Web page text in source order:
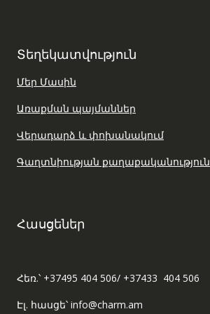
Տեղեկատվություն
Մեր Մասին
Առաքման պայմաններ
Վերադարձ և փոխանակում
Գաղտնիության քաղաքականություն
Հասցեներ
Հեռ.՝ +37495 404 506/ +37433 404 506
Էլ. հասցե՝ info@charm.am